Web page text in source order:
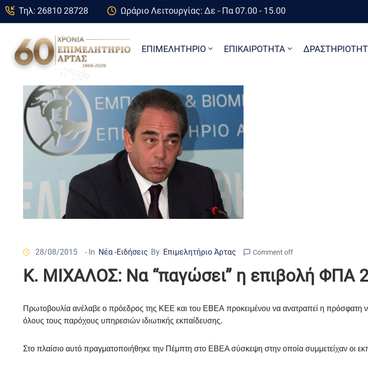
Τηλ: 26810 28728 Ωράριο Λειτουργίας: Δε - Πα 07.00 - 15.00
ΕΠΙΜΕΛΗΤΗΡΙΟ ΕΠΙΚΑΙΡΟΤΗΤΑ
28/08/2015 - In Νέα -Ειδήσεις By Επιμελητήριο Άρτας Comment off
Κ. ΜΙΧΑΛΟΣ: Να “παγώσει” η επιβολή ΦΠΑ
Πρωτοβουλία ανέλαβε ο πρόεδρος της ΚΕΕ και του ΕΒΕΑ προκειμένου να ανατραπεί η πρόσφατη
όλους τους παρόχους υπηρεσιών ιδιωτικής εκπαίδευσης.
Στο πλαίσιο αυτό πραγματοποιήθηκε την Πέμπτη στο ΕΒΕΑ σύσκεψη στην οποία συμμετείχαν οι